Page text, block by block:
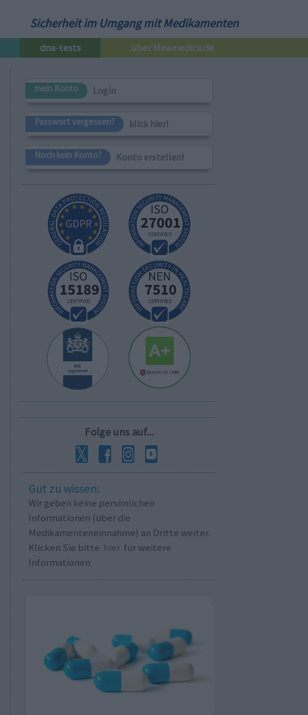
Sicherheit im Umgang mit Medikamenten
dna-tests über Meamedica.de
mein Konto Login
Passwort vergessen? klick hier!
Noch kein Konto? Konto erstellen!
Folge uns auf...
Gut zu wissen:
Wir geben keine persönlichen
Informationen (über die
Medikamenteneinnahme) an Dritte weiter.
Klicken Sie bitte hier für weitere
Informationen.